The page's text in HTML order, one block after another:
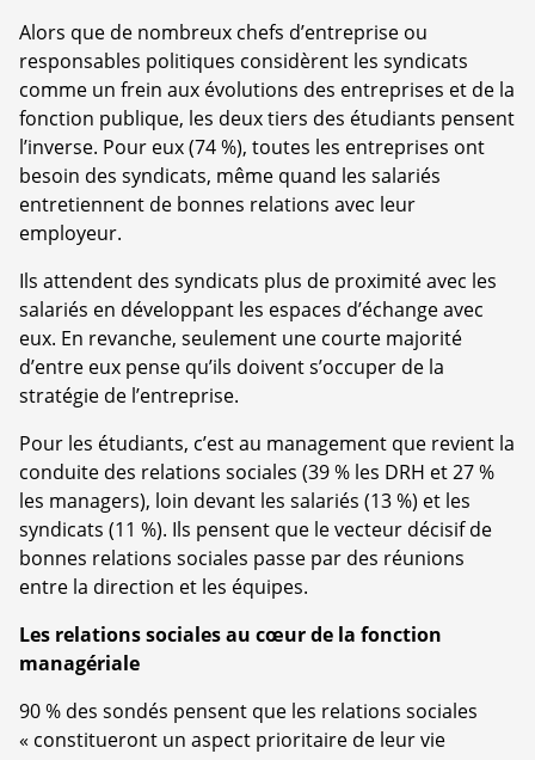
Alors que de nombreux chefs d’entreprise ou
responsables politiques considèrent les syndicats
comme un frein aux évolutions des entreprises et de la
fonction publique, les deux tiers des étudiants pensent
l’inverse. Pour eux (74 %), toutes les entreprises ont
besoin des syndicats, même quand les salariés
entretiennent de bonnes relations avec leur
employeur.
Ils attendent des syndicats plus de proximité avec les
salariés en développant les espaces d’échange avec
eux. En revanche, seulement une courte majorité
d’entre eux pense qu’ils doivent s’occuper de la
stratégie de l’entreprise.
Pour les étudiants, c’est au management que revient la
conduite des relations sociales (39 % les DRH et 27 %
les managers), loin devant les salariés (13 %) et les
syndicats (11 %). Ils pensent que le vecteur décisif de
bonnes relations sociales passe par des réunions
entre la direction et les équipes.
Les relations sociales au cœur de la fonction
managériale
90 % des sondés pensent que les relations sociales
« constitueront un aspect prioritaire de leur vie